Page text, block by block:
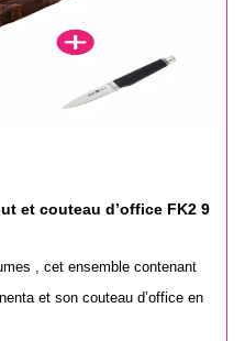
et couteau d’office FK2 9
, cet ensemble contenant
et son couteau d’office en